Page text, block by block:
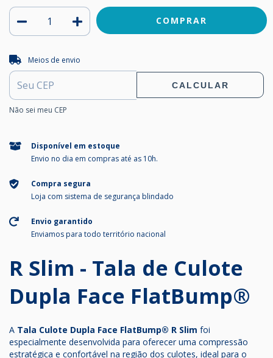
Entregas para o CEP:
Meios de envio
CALCULAR
Não sei meu CEP
Disponível em estoque
Envio no dia em compras até as 10h.
Compra segura
Loja com sistema de segurança blindado
Envio garantido
Enviamos para todo território nacional
R Slim - Tala de Culote
Dupla Face FlatBump®
A Tala Culote Dupla Face FlatBump® R Slim foi
especialmente desenvolvida para oferecer uma compressão
estratégica e confortável na região dos culotes, ideal para o